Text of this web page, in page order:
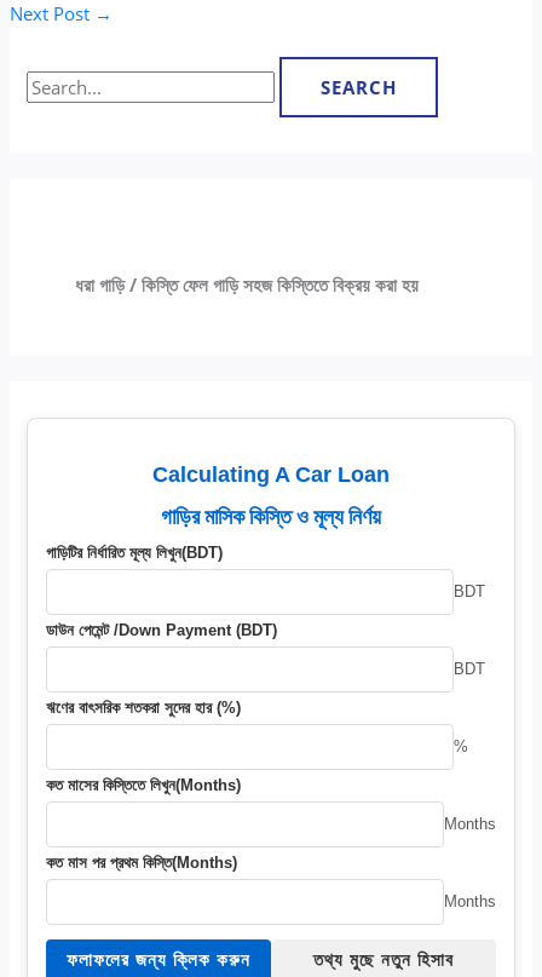
Next Post →
ধরা গাড়ি / কিস্তি ফেল গাড়ি সহজ কিস্তিতে বিক্রয় করা হয়
Calculating A Car Loan
গাড়ির মাসিক কিস্তি ও মূল্য নির্ণয়
গাড়িটির নির্ধারিত মূল্য লিখুন(BDT)
BDT
ডাউন পেমেন্ট /Down Payment (BDT)
BDT
ঋণের বাৎসরিক শতকরা সুদের হার (%)
%
কত মাসের কিস্তিতে লিখুন(Months)
Months
কত মাস পর প্রথম কিস্তি(Months)
Months
ফলাফলের জন্য ক্লিক করুন তথ্য মুছে নতুন হিসাব